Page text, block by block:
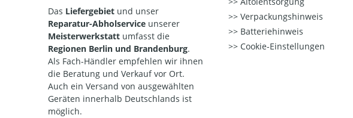
Das Liefergebiet und unser
Reparatur-Abholservice unserer
Meisterwerkstatt umfasst die
Regionen Berlin und Brandenburg.
Als Fach-Händler empfehlen wir ihnen
die Beratung und Verkauf vor Ort.
Auch ein Versand von ausgewählten
Geräten innerhalb Deutschlands ist
möglich.
Verpackungshinweis
Batteriehinweis
Cookie-Einstellungen